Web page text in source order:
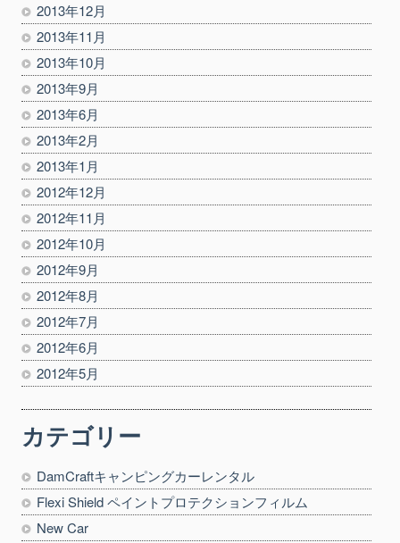
2013年12月
2013年11月
2013年10月
2013年9月
2013年6月
2013年2月
2013年1月
2012年12月
2012年11月
2012年10月
2012年9月
2012年8月
2012年7月
2012年6月
2012年5月
カテゴリー
DamCraftキャンピングカーレンタル
Flexi Shield ペイントプロテクションフィルム
New Car